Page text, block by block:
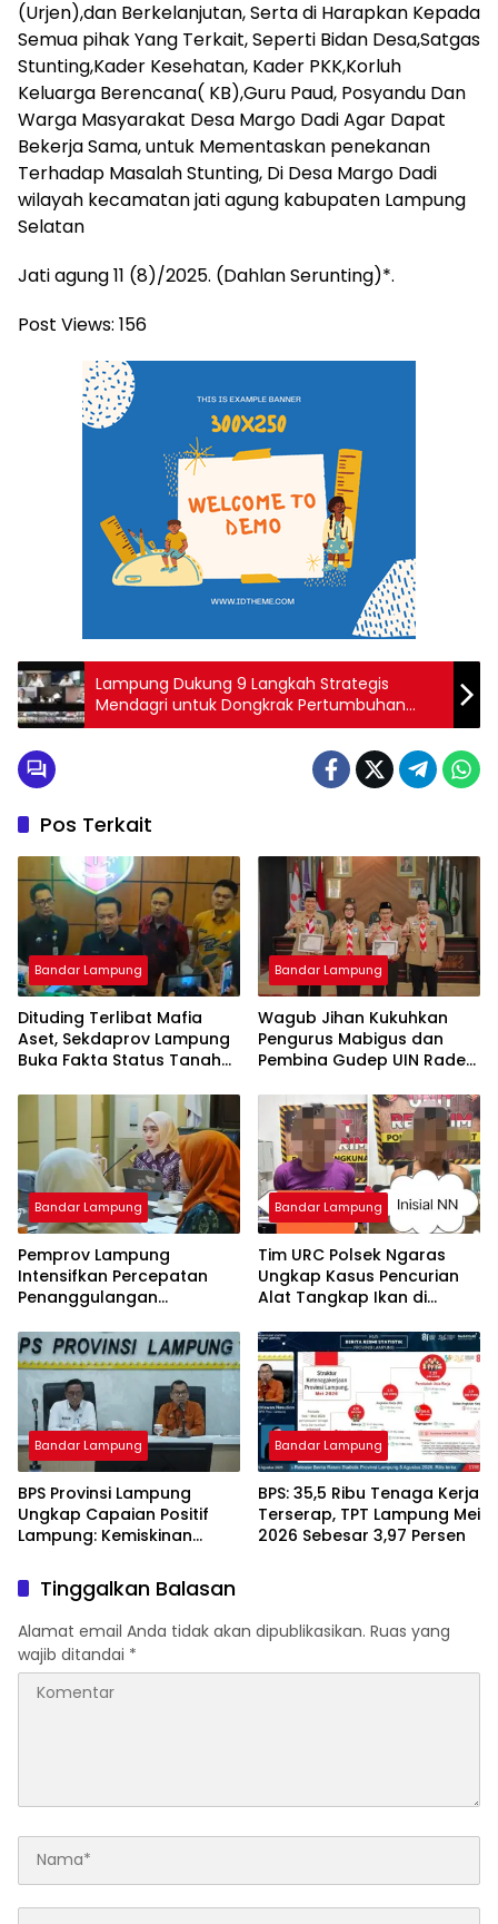
(Urjen),dan Berkelanjutan, Serta di Harapkan Kepada
Semua pihak Yang Terkait, Seperti Bidan Desa,Satgas
Stunting,Kader Kesehatan, Kader PKK,Korluh
Keluarga Berencana( KB),Guru Paud, Posyandu Dan
Warga Masyarakat Desa Margo Dadi Agar Dapat
Bekerja Sama, untuk Mementaskan penekanan
Terhadap Masalah Stunting, Di Desa Margo Dadi
wilayah kecamatan jati agung kabupaten Lampung
Selatan
Jati agung 11 (8)/2025. (Dahlan Serunting)*.
Post Views: 156
Lampung Dukung 9 Langkah Strategis
Mendagri untuk Dongkrak Pertumbuhan
Ekonomi
Pos Terkait
Bandar Lampung
Dituding Terlibat Mafia
Aset, Sekdaprov Lampung
Buka Fakta Status Tanah
Bandar Lampung
Wagub Jihan Kukuhkan
Pengurus Mabigus dan
Pembina Gudep UIN Raden
Perkuat Karakter Generasi
Muda
Bandar Lampung
Pemprov Lampung
Intensifkan Percepatan
Penanggulangan
Tanggamus
Bandar Lampung
Tim URC Polsek Ngaras
Ungkap Kasus Pencurian
Alat Tangkap Ikan di
Terduga Pelaku
Diamankan.
Bandar Lampung
BPS Provinsi Lampung
Ungkap Capaian Positif
Lampung: Kemiskinan
Ekonomi Terus Tumbuh
Bandar Lampung
BPS: 35,5 Ribu Tenaga Kerja
Terserap, TPT Lampung Mei
2026 Sebesar 3,97 Persen
Tinggalkan Balasan
Alamat email Anda tidak akan dipublikasikan. Ruas yang
wajib ditandai *